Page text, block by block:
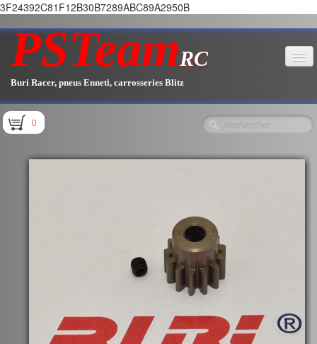
3F24392C81F12B30B7289ABC89A2950B
PSTeamRC
Buri Racer, pneus Enneti, carrosseries Blitz
Accueil
0